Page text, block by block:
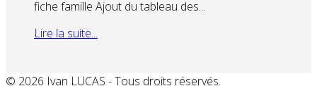
fiche famille Ajout du tableau des...
Lire la suite...